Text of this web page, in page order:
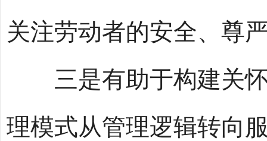
关注劳动者的安全、尊
三是有助于构建关怀
理模式从管理逻辑转向